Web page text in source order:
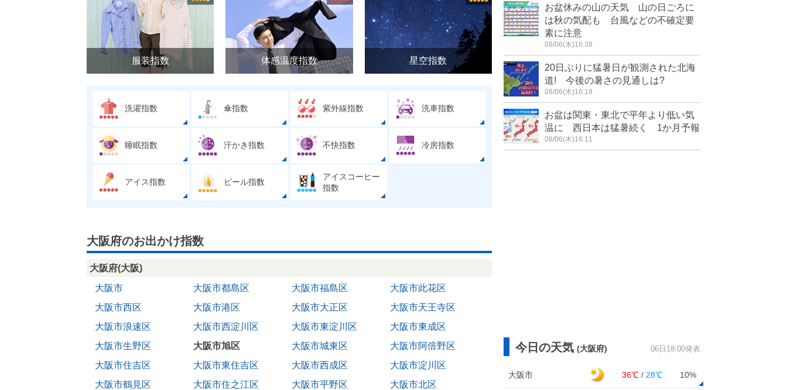
服装指数 体感温度指数 星空指数
洗濯指数 傘指数 紫外線指数 洗車指数
睡眠指数 汗かき指数 不快指数 冷房指数
アイス指数 ビール指数
アイスコーヒー
指数
大阪府のお出かけ指数
大阪府(大阪)
大阪市
大阪市都島区 大阪市福島区
大阪市此花区
大阪市西区
大阪市港区 大阪市大正区
大阪市天王寺区
大阪市浪速区
大阪市西淀川区 大阪市東淀川区
大阪市東成区
大阪市生野区
大阪市旭区 大阪市城東区
大阪市阿倍野区
大阪市住吉区
大阪市東住吉区 大阪市西成区
大阪市淀川区
大阪市鶴見区
大阪市住之江区 大阪市平野区
大阪市北区
お盆休みの山の天気 山の日ごろに
は秋の気配も 台風などの不確定要
素に注意
08/06(木)16:38
20日ぶりに猛暑日が観測された北海
道! 今後の暑さの見通しは?
08/06(木)16:19
お盆は関東・東北で平年より低い気
温に 西日本は猛暑続く 1か月予報
08/06(木)16:11
今日の天気 (大阪府) 06日18:00発表
大阪市 36℃ / 28℃ 10%